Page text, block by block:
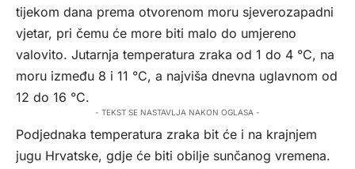
tijekom dana prema otvorenom moru sjeverozapadni
vjetar, pri čemu će more biti malo do umjereno
valovito. Jutarnja temperatura zraka od 1 do 4 °C, na
moru između 8 i 11 °C, a najviša dnevna uglavnom od
12 do 16 °C.
- TEKST SE NASTAVLJA NAKON OGLASA -
Podjednaka temperatura zraka bit će i na krajnjem
jugu Hrvatske, gdje će biti obilje sunčanog vremena.